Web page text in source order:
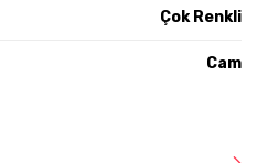
Çok Renkli
Cam